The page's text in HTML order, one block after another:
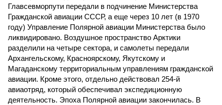
Главсевморпути передали в подчинение Министерства
Гражданской авиации СССР, а еще через 10 лет (в 1970
году) Управление Полярной авиации Министерства было
ликвидировано. Воздушное пространство Арктики
разделили на четыре сектора, и самолеты передали
Архангельскому, Красноярскому, Якутскому и
Магаданскому территориальным управлениям гражданской
авиации. Кроме этого, отдельно действовал 254-й
авиаотряд, который обеспечивал экспедиционную
деятельность. Эпоха Полярной авиации закончилась. В